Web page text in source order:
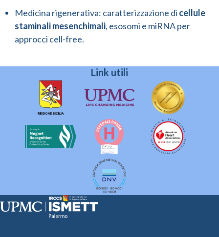
Medicina rigenerativa: caratterizzazione di cellule
staminali mesenchimali, esosomi e miRNA per
approcci cell-free.
Link utili